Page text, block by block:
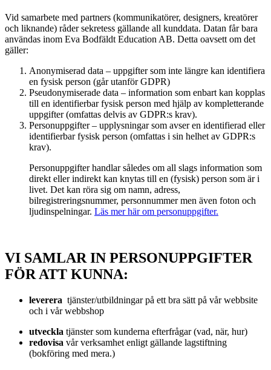
Vid samarbete med partners (kommunikatörer, designers, kreatörer
och liknande) råder sekretess gällande all kunddata. Datan får bara
användas inom Eva Bodfäldt Education AB. Detta oavsett om det
gäller:
Anonymiserad data – uppgifter som inte längre kan identifiera
en fysisk person (går utanför GDPR)
Pseudonymiserade data – information som enbart kan kopplas
till en identifierbar fysisk person med hjälp av kompletterande
uppgifter (omfattas delvis av GDPR:s krav).
Personuppgifter – upplysningar som avser en identifierad eller
identifierbar fysisk person (omfattas i sin helhet av GDPR:s
krav).
Personuppgifter handlar således om all slags information som
direkt eller indirekt kan knytas till en (fysisk) person som är i
livet. Det kan röra sig om namn, adress,
bilregistreringsnummer, personnummer men även foton och
ljudinspelningar. Läs mer här om personuppgifter.
VI SAMLAR IN PERSONUPPGIFTER
FÖR ATT KUNNA:
leverera tjänster/utbildningar på ett bra sätt på vår webbsite
och i vår webbshop
utveckla tjänster som kunderna efterfrågar (vad, när, hur)
redovisa vår verksamhet enligt gällande lagstiftning
(bokföring med mera.)